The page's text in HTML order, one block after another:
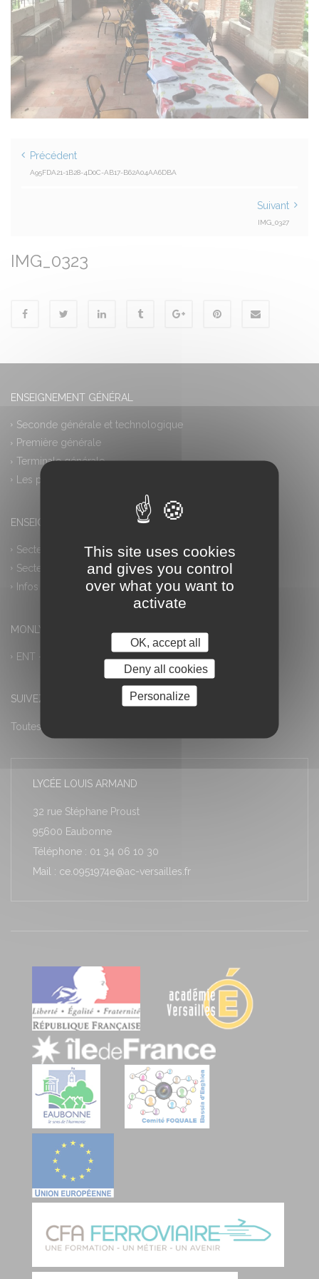
Précédent
A95FDA21-1B28-4D0C-AB17-B62A04AA6DBA
Suivant
IMG_0327
IMG_0323
ENSEIGNEMENT GÉNÉRAL
Seconde générale et technologique
Première générale
Terminale générale
Les plus
ENSEIGNEMENT PROFESSIONNEL
Secteur industriel
Secteur tertiaire
Infos pratiques
MONLYCEE.NET (ENT) – PRONOTE
ENT – Accès à PRONOTE
SUIVEZ-NOUS
Toutes les actualités
LYCÉE LOUIS ARMAND
32 rue Stéphane Proust
95600 Eaubonne
Téléphone : 01 34 06 10 30
Mail : ce.0951974e@ac-versailles.fr
This site uses cookies
and gives you control
over what you want to
activate
OK, accept all
Deny all cookies
Personalize